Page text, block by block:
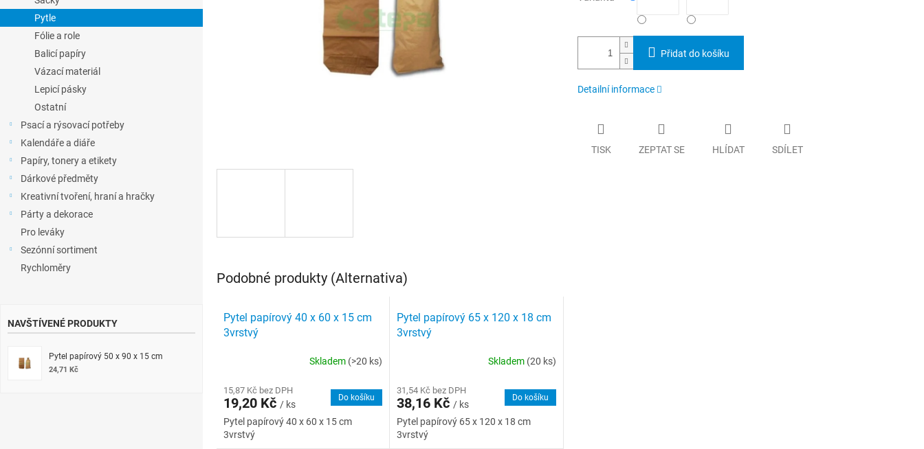
l
Pytle
Fólie a role
Balicí papíry
Vázací materiál
Lepicí pásky
Ostatní
Psací a rýsovací potřeby
Kalendáře a diáře
Papíry, tonery a etikety
Dárkové předměty
Kreativní tvoření, hraní a hračky
Párty a dekorace
Pro leváky
Sezónní sortiment
Rychloměry
NAVŠTÍVENÉ PRODUKTY
Pytel papírový 50 x 90 x 15 cm
24,71 Kč
Přidat do košíku
Detailní informace
TISK ZEPTAT SE HLÍDAT SDÍLET
Podobné produkty (Alternativa)
Pytel papírový 40 x 60 x 15 cm
3vrstvý
Skladem (>20 ks)
15,87 Kč bez DPH
19,20 Kč / ks
Do košíku
Pytel papírový 40 x 60 x 15 cm
3vrstvý
Pytel papírový 65 x 120 x 18 cm
3vrstvý
Skladem (20 ks)
31,54 Kč bez DPH
38,16 Kč/ ks
Do košíku
Pytel papírový 65 x 120 x 18 cm
3vrstvý